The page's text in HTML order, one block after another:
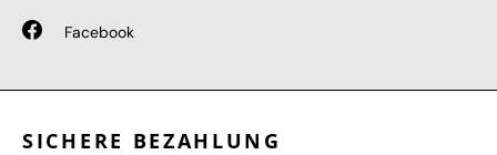
Facebook
SICHERE BEZAHLUNG